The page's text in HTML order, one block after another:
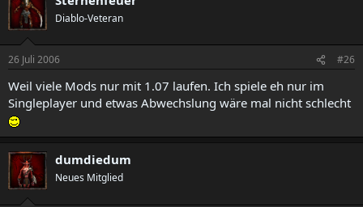
Diablo-Veteran
26 Juli 2006 #26
Weil viele Mods nur mit 1.07 laufen. Ich spiele eh nur im
Singleplayer und etwas Abwechslung wäre mal nicht schlecht
dumdiedum
Neues Mitglied